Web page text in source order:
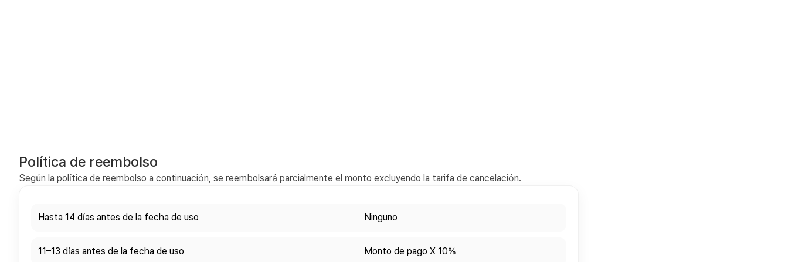
Política de reembolso
Según la política de reembolso a continuación, se reembolsará parcialmente el monto excluyendo la tarifa de cancelación.
Hasta 14 días antes de la fecha de uso Ninguno
11–13 días antes de la fecha de uso Monto de pago X 10%